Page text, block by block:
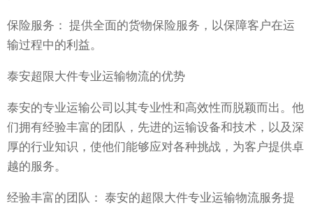
保险服务： 提供全面的货物保险服务，以保障客户在运
输过程中的利益。
泰安超限大件专业运输物流的优势
泰安的专业运输公司以其专业性和高效性而脱颖而出。他
们拥有经验丰富的团队，先进的运输设备和技术，以及深
厚的行业知识，使他们能够应对各种挑战，为客户提供卓
越的服务。
经验丰富的团队： 泰安的超限大件专业运输物流服务提